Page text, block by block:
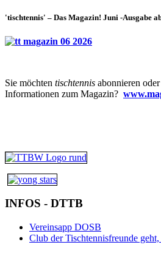
'tischtennis' – Das Magazin! Juni -Ausgabe
Sie möchten tischtennis abonnieren
Informationen zum Magazin?
INFOS - DTTB
Vereinsapp DOSB
Club der Tischtennisfreunde